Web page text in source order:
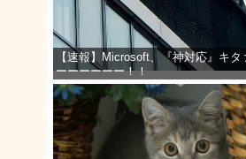
【速報】Microsoft、『神対応』キタ
ーーーーーー！！